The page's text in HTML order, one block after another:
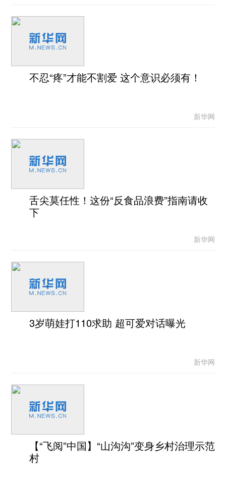
不忍“疼”才能不割爱 这个意识必须有！
新华网
舌尖莫任性！这份“反食品浪费”指南请收
下
新华网
3岁萌娃打110求助 超可爱对话曝光
新华网
【“飞阅”中国】“山沟沟”变身乡村治理示范
村